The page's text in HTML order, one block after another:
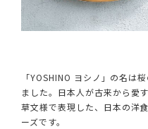
「YOSHINO ヨシノ」の名は
ました。日本人が古来から愛
草文様で表現した、日本の洋
ーズです。